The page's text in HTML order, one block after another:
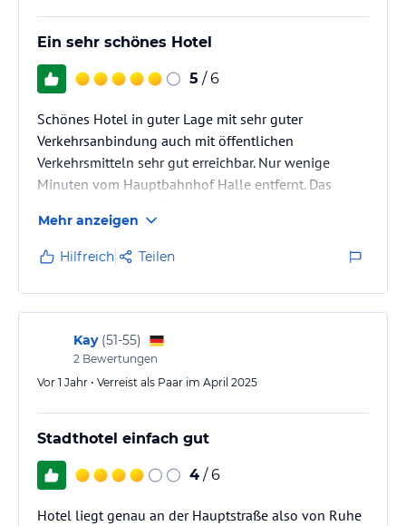
Ein sehr schönes Hotel
5 / 6
Schönes Hotel in guter Lage mit sehr guter
Verkehrsanbindung auch mit öffentlichen
Verkehrsmitteln sehr gut erreichbar. Nur wenige
Minuten vom Hauptbahnhof Halle entfernt. Das
Kühlschrank , Deckenventilator, das Badezimmer mit
der Regendusche war gut. Das einzige was erneuert
werden müsste ist das Waschbecken .
Verletzungsgefahr durch Absplitterung,
Handtuchheizung leider auch etwas abgenutzt.
Ansonsten war es für eine Nacht gut. Das Frühstück
am Morgen war auch sehr gut…
Mehr anzeigen
Hilfreich Teilen
Kay (51-55)
2 Bewertungen
Vor 1 Jahr • Verreist als Paar im April 2025
Stadthotel einfach gut
4 / 6
Hotel liegt genau an der Hauptstraße also von Ruhe